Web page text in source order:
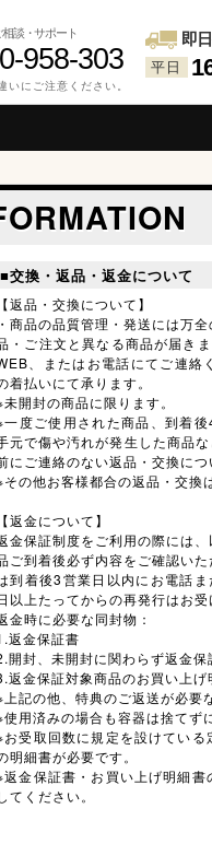
談・サポート
958-303
にご注意ください。
即
平日
■交換・返品・返金について
【返品・交換について】
・商品の品質管理・発送には万
・ご注文と異なる商品が届き
、またはお電話にてご連絡
着払いにて承ります。
未開封の商品に限ります。
一度ご使用された商品、到着
元で傷や汚れが発生した商品
にご連絡のない返品・交換につ
その他お客様都合の返品・交換
【返金について】
金保証制度をご利用の際には
ご到着後必ず内容をご確認い
到着後3営業日以内にお電話
以上たってからの再発行はお受
金時に必要な同封物：
返金保証書
開封、未開封に関わらず返金保
返金保証対象商品のお買い上げ
上記の他、特典のご返送が必要
使用済みの場合も容器は捨てず
お受取回数に規定を設けてい
明細書が必要です。
返金保証書・お買い上げ明細
てください。